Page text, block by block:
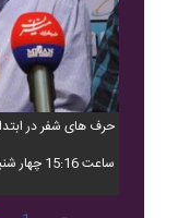
حرف های شفر در
ساعت 15:16 چهار شنبه ۴ مهر ۱۳۹۷